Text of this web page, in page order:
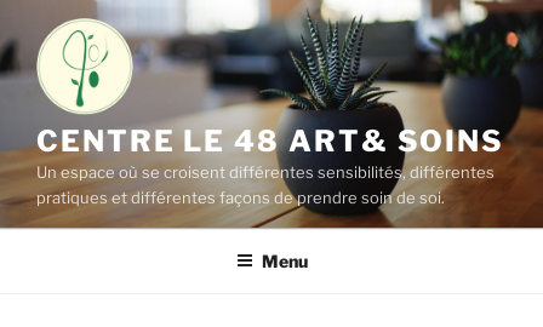
au
contenu
principal
CENTRE LE 48 ART& SOINS
Un espace où se croisent différentes sensibilités, différentes
pratiques et différentes façons de prendre soin de soi.
Menu